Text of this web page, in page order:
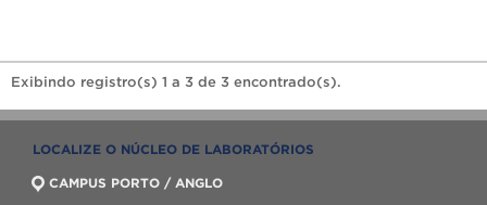
Exibindo registro(s) 1 a 3 de 3 encontrado(s).
LOCALIZE O NÚCLEO DE LABORATÓRIOS
CAMPUS PORTO / ANGLO